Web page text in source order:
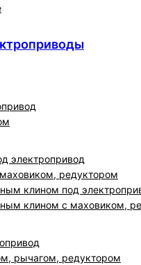
электропривод
редуктором
клином под
клином с маховиком,
рычагом, редуктором